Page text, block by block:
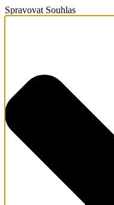
Spravovat Souhlas